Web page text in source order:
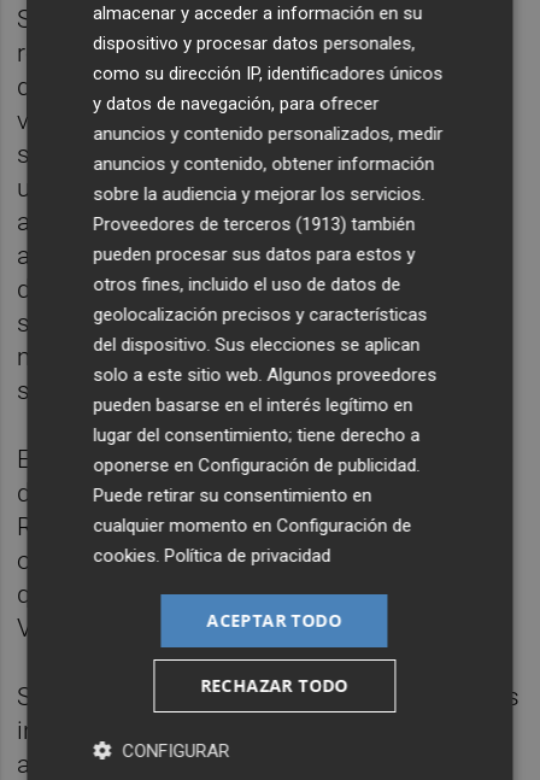
Si quienes desde su cargo tienen la
responsabilidad de gestionar y tomar
decisiones para garantizar el derecho a la
vivienda de sus vecinos y vecinas pero no
son capaces de hacerlo, incluso, y por poner
un solo ejemplo, ni tan siquiera, han
abonado aún las ayudas al alquiler de los
años 2018 y 2019, a pesar haber recibido el
dinero en su momento para ello, pocas
salidas les quedan, salvo apropiarse de los
méritos ajenos para, por lo menos, dar la
sensación de que algo están haciendo.
Esta la realidad de la política de vivienda que
desgraciadamente tenemos en nuestra
Región, con un Gobierno al que no le queda
otra que vivir de las rentas, a remolque de lo
que recibe a través del Plan Estatal de
Vivienda, porque ellos carecen de Plan.
Son muchas las medidas, los proyectos y las
iniciativas que se podrían llevar a cabo para
avanzar en nuestra Región en materia de
almacenar y acceder a información en su
dispositivo y procesar datos personales,
como su dirección IP, identificadores únicos
y datos de navegación, para ofrecer
anuncios y contenido personalizados, medir
anuncios y contenido, obtener información
sobre la audiencia y mejorar los servicios.
Proveedores de terceros (1913) también
pueden procesar sus datos para estos y
otros fines, incluido el uso de datos de
geolocalización precisos y características
del dispositivo. Sus elecciones se aplican
solo a este sitio web. Algunos proveedores
pueden basarse en el interés legítimo en
lugar del consentimiento; tiene derecho a
oponerse enConfiguración de publicidad
Puede retirar su consentimiento en
cualquier momento enConfiguración de
cookies .Política de privacidad
ACEPTAR TODO
RECHAZAR TODO
CONFIGURAR